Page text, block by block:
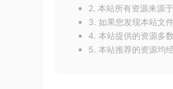
2. 本站所有资源来源
3. 如果您发现本站文
4. 本站提供的资源多
5. 本站推荐的资源均